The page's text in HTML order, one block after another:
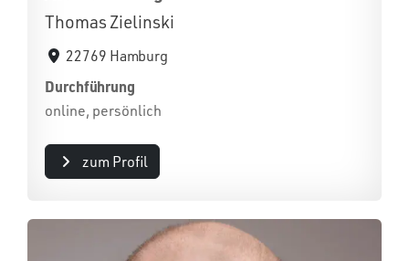
Thomas Zielinski
22769 Hamburg
Durchführung
online, persönlich
zum Profil